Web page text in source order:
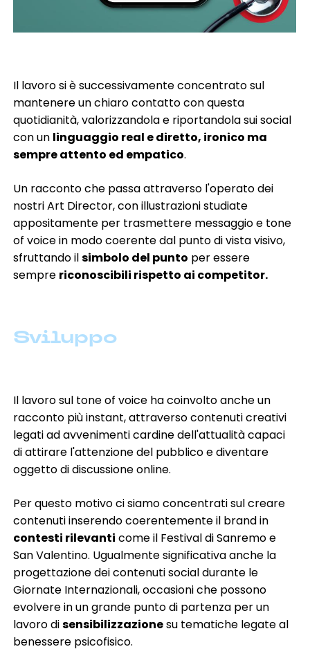
Il lavoro si èsuccessivamenteconcentrato sul
mantenere un chiaro contatto con questa
quotidianità, valorizzandola e riportandola sui social
con un linguaggio real e diretto, ironico ma
sempre attento ed empatico.
Un racconto che passa attraverso l'operato dei
nostri Art Director, con illustrazioni studiate
appositamente per trasmettere messaggio e tone
of voice in modo coerente dal punto di vista visivo,
sfruttando ilsimbolo del punto per essere
sempre riconoscibili rispetto ai competitor.
Sviluppo
Il lavoro sul tone of voice ha coinvolto anche un
racconto più instant, attraverso contenuti creativi
legati ad avvenimenti cardine dell'attualità capaci
di attirare l'attenzione del pubblico e diventare
oggetto di discussione online.
Per questo motivo ci siamo concentrati sul creare
contenuti inserendo coerentemente il brand in
contesti rilevanti come il Festival di Sanremo e
San Valentino. Ugualmente significativa anche la
progettazione dei contenuti social durante le
Giornate Internazionali, occasioni che possono
evolvere in un grande punto di partenza per un
lavoro disensibilizzazionesu tematiche legate al
benessere psicofisico.